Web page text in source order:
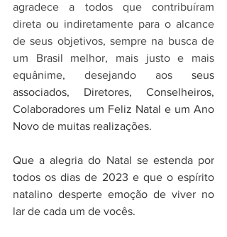
agradece a todos que contribuíram
direta ou indiretamente para o alcance
de seus objetivos, sempre na busca de
um Brasil melhor, mais justo e mais
equânime, desejando aos seus
associados, Diretores, Conselheiros,
Colaboradores um Feliz Natal e um Ano
Novo de muitas realizações.
Que a alegria do Natal se estenda por
todos os dias de 2023 e que o espírito
natalino desperte emoção de viver no
lar de cada um de vocês.